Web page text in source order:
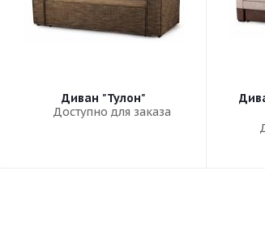
Диван "Тулон"
Доступно для заказа